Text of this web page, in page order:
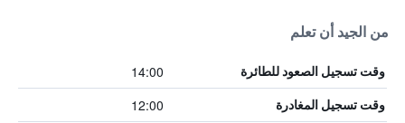
من الجيد أن تعلم
وقت تسجيل الصعود للطائرة 14:00
وقت تسجيل المغادرة 12:00